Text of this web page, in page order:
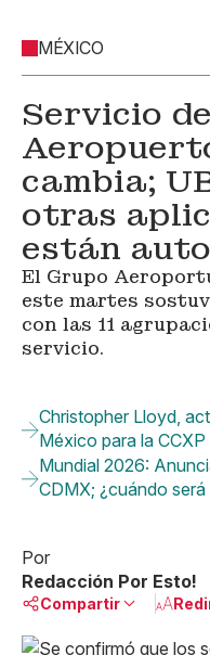
MÉXICO
Servicio
cambia;
otras
están
El Grupo
este martes
con las 11
servicio.
Christopher Lloyd,
México para la
Mundial 2026:
CDMX; ¿cuándo
Por
Redacción Por Esto!
Compartir